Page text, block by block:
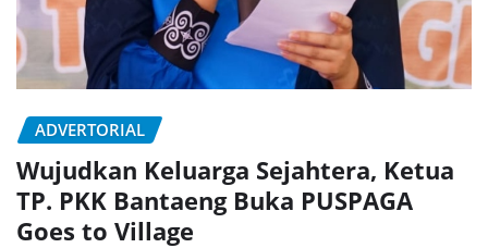
ADVERTORIAL
Wujudkan Keluarga Sejahtera, Ketua
TP. PKK Bantaeng Buka PUSPAGA
Goes to Village